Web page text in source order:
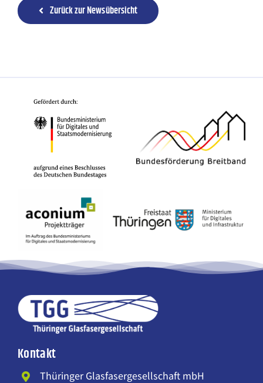
Zurück zur Newsübersicht
Kontakt
Thüringer Glasfasergesellschaft mbH